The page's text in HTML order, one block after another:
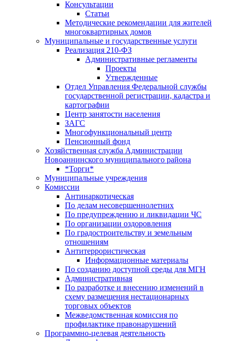
Консультации
Статьи
Методические рекомендации для жителей
многоквартирных домов
Муниципальные и государственные услуги
Реализация 210-ФЗ
Административные регламенты
Проекты
Утвержденные
Отдел Управления Федеральной службы
государственной регистрации, кадастра и
картографии
Центр занятоcти населения
ЗАГС
Многофункциональный центр
Пенсионный фонд
Хозяйственная служба Администрации
Новоаннинского муниципального района
*Торги*
Муниципальные учреждения
Комиссии
Антинаркотическая
По делам несовершеннолетних
По предупреждению и ликвидации ЧС
По организации оздоровления
По градостроительству и земельным
отношениям
Антитеррористическая
Информационные материалы
По созданию доступной среды для МГН
Административная
По разработке и внесению изменений в
схему размещения нестационарных
торговых объектов
Межведомственная комиссия по
профилактике правонарушений
Программно-целевая деятельность